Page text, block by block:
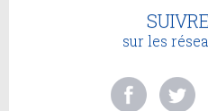
SUIVRE
sur les